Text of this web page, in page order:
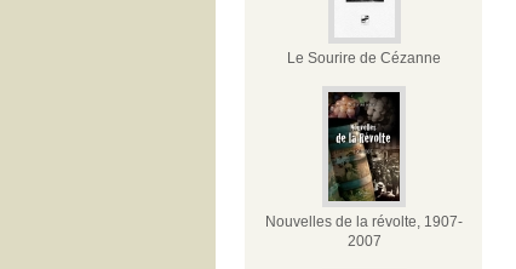
Le Sourire de Cézanne
Nouvelles de la révolte, 1907-
2007